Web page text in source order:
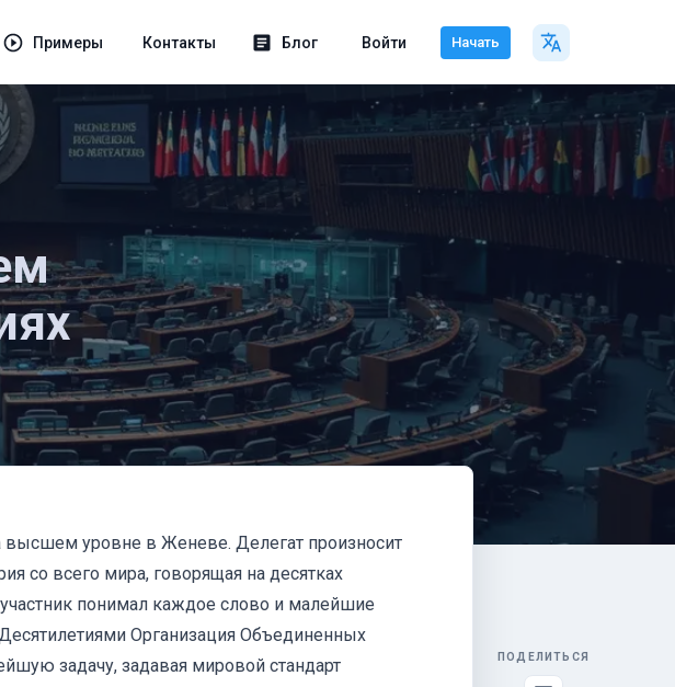
Примеры Контакты Блог Войти Начать
уровне в Женеве. Делегат произносит
со всего мира, говорящая на десятках
понимал каждое слово и малейшие
Организация Объединенных
задачу, задавая мировой стандарт
ПОДЕЛИТЬСЯ